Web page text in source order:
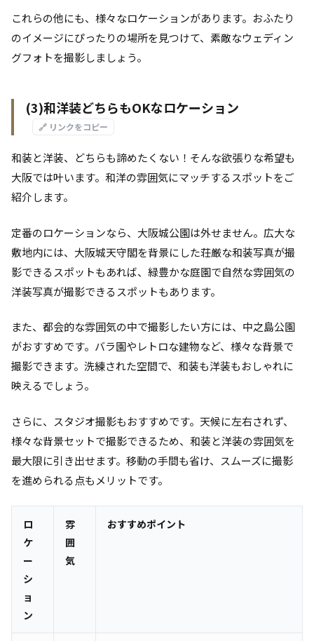
これらの他にも、様々なロケーションがあります。おふたり
のイメージにぴったりの場所を見つけて、素敵なウェディン
グフォトを撮影しましょう。
(3)和洋装どちらもOKなロケーション
🔗 リンクをコピー
和装と洋装、どちらも諦めたくない！そんな欲張りな希望も
大阪では叶います。和洋の雰囲気にマッチするスポットをご
紹介します。
定番のロケーションなら、大阪城公園は外せません。広大な
敷地内には、大阪城天守閣を背景にした荘厳な和装写真が撮
影できるスポットもあれば、緑豊かな庭園で自然な雰囲気の
洋装写真が撮影できるスポットもあります。
また、都会的な雰囲気の中で撮影したい方には、中之島公園
がおすすめです。バラ園やレトロな建物など、様々な背景で
撮影できます。洗練された空間で、和装も洋装もおしゃれに
映えるでしょう。
さらに、スタジオ撮影もおすすめです。天候に左右されず、
様々な背景セットで撮影できるため、和装と洋装の雰囲気を
最大限に引き出せます。移動の手間も省け、スムーズに撮影
を進められる点もメリットです。
ロ
ケ
ー
シ
ョ
ン
雰
囲
気
おすすめポイント